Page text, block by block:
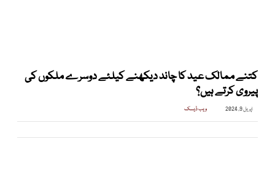
کتنے ممالک عید کا چاند دیکھنے کیلئے دوسرے ملکوں کی
پیروی کرتے ہیں؟
اپریل 9, 2024 ویب ڈیسک